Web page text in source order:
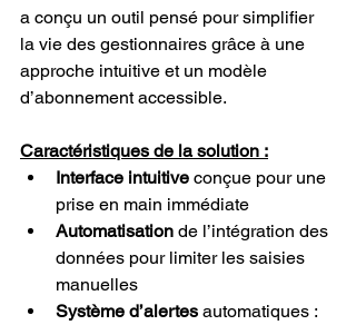
a conçu un outil pensé pour simplifier
la vie des gestionnaires grâce à une
approche intuitive et un modèle
d’abonnement accessible.
Caractéristiques de la solution :
Interface intuitive conçue pour une
prise en main immédiate
Automatisation de l’intégration des
données pour limiter les saisies
manuelles
Système d’alertes automatiques :